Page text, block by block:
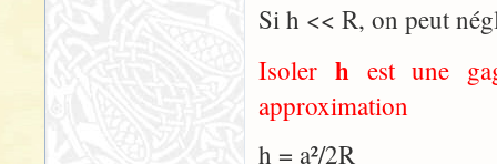
Si h << R, on peut
Isoler h est une
approximation
h = a²/2R